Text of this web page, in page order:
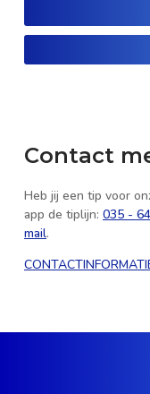
Contact
Heb jij een tip voor
app de tiplijn: 035 -
mail.